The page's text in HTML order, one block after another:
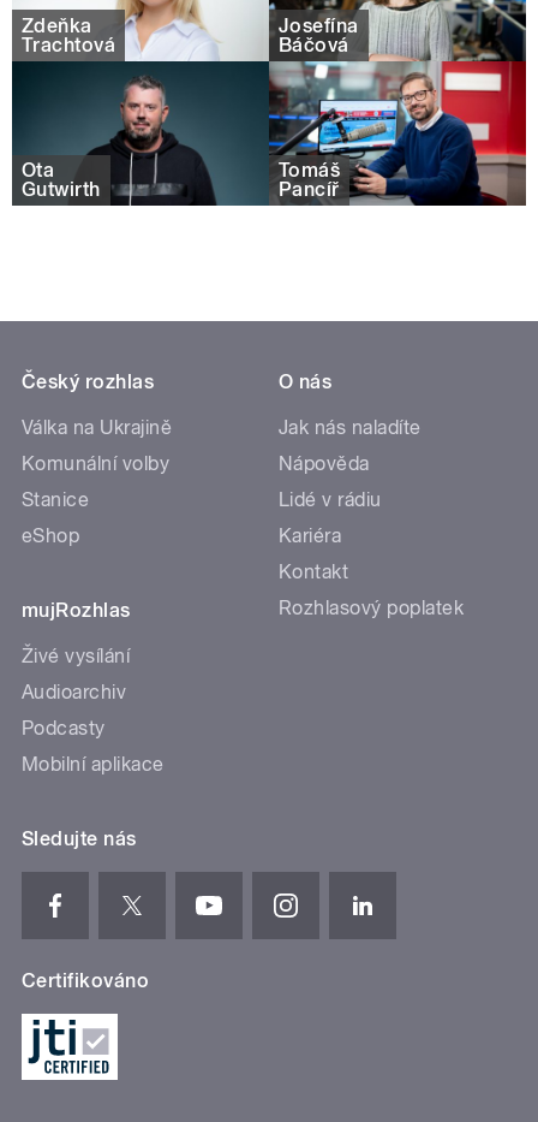
Zdeňka
Trachtová
Josefína
Báčová
Ota
Gutwirth
Tomáš
Pancíř
Český rozhlas
Válka na Ukrajině
Komunální volby
Stanice
eShop
mujRozhlas
Živé vysílání
Audioarchiv
Podcasty
Mobilní aplikace
O nás
Jak nás naladíte
Nápověda
Lidé v rádiu
Kariéra
Kontakt
Rozhlasový poplatek
Sledujte nás
Certifikováno